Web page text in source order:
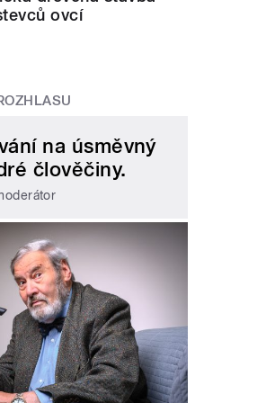
ovcí
na úsměvný
člověčiny.